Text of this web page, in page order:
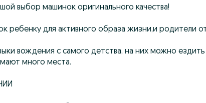
выбор машинок оригинального качества!
ребенку для активного образа жизни,и родители
вождения с самого детства, на них можно
много места.